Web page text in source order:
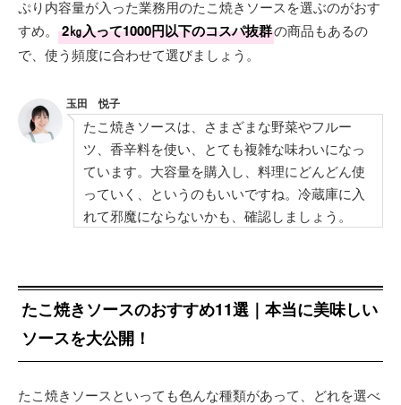
ぷり内容量が入った業務用のたこ焼きソースを選ぶのがおす
すめ。
2㎏入って1000円以下のコスパ抜群の商品もあるの
で、使う頻度に合わせて選びましょう。
玉田 悦子
たこ焼きソースは、さまざまな野菜やフルー
ツ、香辛料を使い、とても複雑な味わいになっ
ています。大容量を購入し、料理にどんどん使
っていく、というのもいいですね。冷蔵庫に入
れて邪魔にならないかも、確認しましょう。
たこ焼きソースのおすすめ11選｜本当に美味しい
ソースを大公開！
たこ焼きソースといっても色んな種類があって、どれを選べ